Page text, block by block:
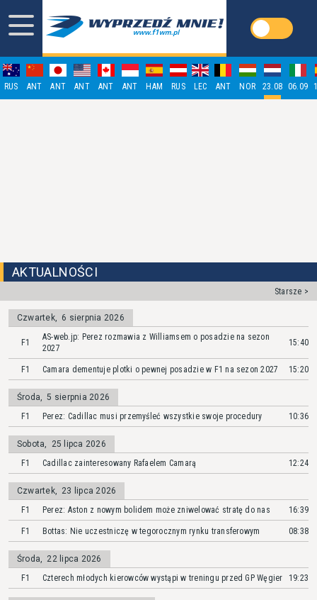
RUS ANT ANT ANT ANT ANT HAM RUS LEC ANT NOR 23.08 06.09
AKTUALNOŚCI
Starsze >
Czwartek, 6 sierpnia 2026
F1
AS-web.jp: Perez rozmawia z Williamsem o posadzie na sezon
2027
15:40
F1 Camara dementuje plotki o pewnej posadzie w F1 na sezon 2027 15:20
Środa, 5 sierpnia 2026
F1
Perez: Cadillac musi przemyśleć wszystkie swoje procedury 10:36
Sobota,
25 lipca 2026
F1
Cadillac zainteresowany Rafaelem Camarą 12:24
Czwartek, 23 lipca 2026
F1
Perez: Aston z nowym bolidem może zniwelować stratę do nas 16:39
F1 Bottas: Nie uczestniczę w tegorocznym rynku transferowym 08:38
Środa, 22 lipca 2026
F1
Czterech młodych kierowców wystąpi w treningu przed GP Węgier 19:23